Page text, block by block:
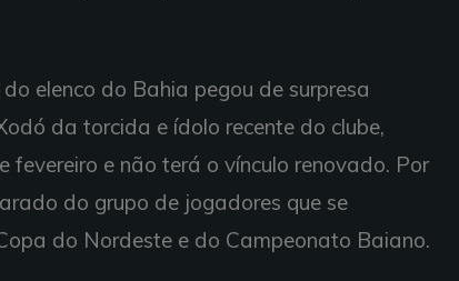
elenco do Bahia pegou de surpresa
da torcida e ídolo recente do clube,
e não terá o vínculo renovado. Por
do grupo de jogadores que se
do Nordeste e do Campeonato Baiano.